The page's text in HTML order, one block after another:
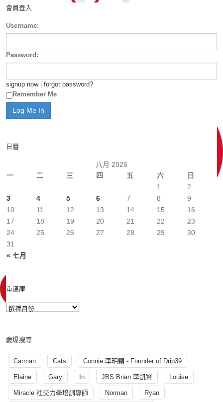
會員登入
Username:
Password:
signup now| forgot password?
Remember Me
日曆
八月 2026
一
二 三 四 五 六 日
« 七月
1
2
3
4 5 6 7 8
9
10
11 12 13 14 15
16
17
18 19 20 21 22
23
24
25 26 27 28 29
30
31
重溫庫
慶爆搜尋
Carman Cats Connie 李玥穎 - Founder of Drip39
Elaine Gary In JBS Brian 李凱賢 Louise
Miracle 社交力學培訓導師 Norman Ryan